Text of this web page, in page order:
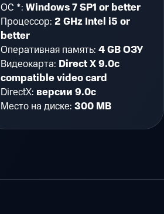
ОС *: Windows 7 SP1 or better
Процессор: 2 GHz Intel i5 or
better
Оперативная память: 4 GB ОЗУ
Видеокарта: Direct X 9.0c
compatible video card
DirectX: версии 9.0c
Место на диске: 300 MB